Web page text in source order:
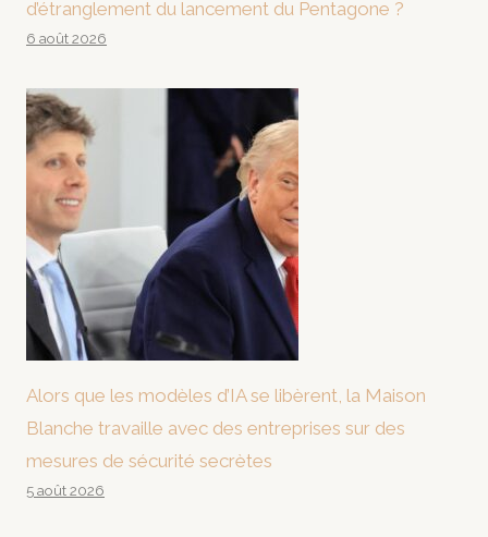
d’étranglement du lancement du Pentagone ?
6 août 2026
Alors que les modèles d’IA se libèrent, la Maison
Blanche travaille avec des entreprises sur des
mesures de sécurité secrètes
5 août 2026